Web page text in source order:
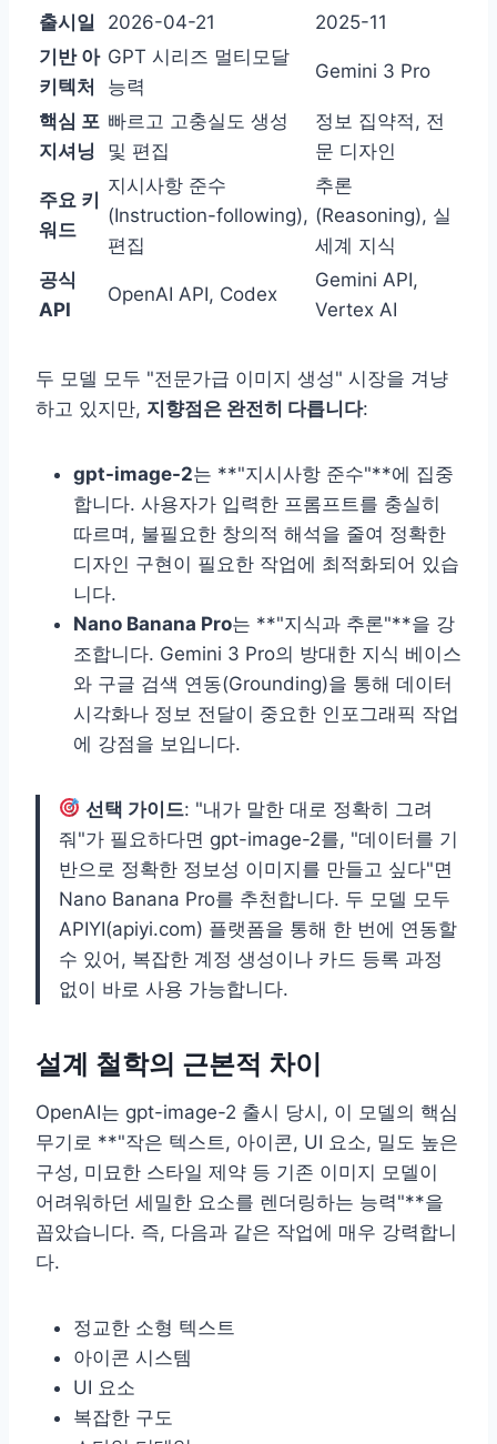
출시일
2026-04-21
2025-11
기반 아
키텍처
GPT 시리즈 멀티모달
능력
Gemini 3 Pro
핵심 포
지셔닝
빠르고 고충실도 생성
및 편집
정보 집약적, 전
문 디자인
주요 키
워드
지시사항 준수
(Instruction-following),
편집
추론
(Reasoning), 실
세계 지식
공식
API
OpenAI API, Codex
Gemini API,
Vertex AI
두 모델 모두 "전문가급 이미지 생성" 시장을 겨냥
하고 있지만, 지향점은 완전히 다릅니다:
gpt-image-2는 **"지시사항 준수"**에 집중
합니다. 사용자가 입력한 프롬프트를 충실히
따르며, 불필요한 창의적 해석을 줄여 정확한
디자인 구현이 필요한 작업에 최적화되어 있습
니다.
Nano Banana Pro는 **"지식과 추론"**을 강
조합니다. Gemini 3 Pro의 방대한 지식 베이스
와 구글 검색 연동(Grounding)을 통해 데이터
시각화나 정보 전달이 중요한 인포그래픽 작업
에 강점을 보입니다.
선택 가이드: "내가 말한 대로 정확히 그려
줘"가 필요하다면 gpt-image-2를, "데이터를 기
반으로 정확한 정보성 이미지를 만들고 싶다"면
Nano Banana Pro를 추천합니다. 두 모델 모두
APIYI(apiyi.com) 플랫폼을 통해 한 번에 연동할
수 있어, 복잡한 계정 생성이나 카드 등록 과정
없이 바로 사용 가능합니다.
설계 철학의 근본적 차이
OpenAI는 gpt-image-2 출시 당시, 이 모델의 핵심
무기로 **"작은 텍스트, 아이콘, UI 요소, 밀도 높은
구성, 미묘한 스타일 제약 등 기존 이미지 모델이
어려워하던 세밀한 요소를 렌더링하는 능력"**을
꼽았습니다. 즉, 다음과 같은 작업에 매우 강력합니
다.
정교한 소형 텍스트
아이콘 시스템
UI 요소
복잡한 구도